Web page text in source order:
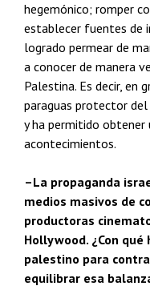
hegemónico; romper
establecer fuentes de
logrado permear de
a conocer de manera
Palestina. Es decir, en
paraguas protector del
y ha permitido obtener
acontecimientos.
–La propaganda
medios masivos de
productoras
Hollywood. ¿Con
palestino para
equilibrar esa